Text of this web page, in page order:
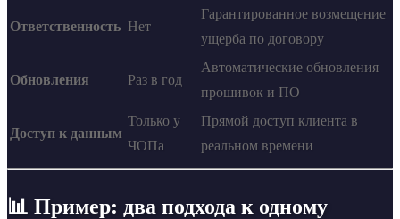
Ответственность Нет
Гарантированное возмещение
ущерба по договору
Обновления Раз в год
Автоматические обновления
прошивок и ПО
Доступ к данным
Только у
ЧОПа
Прямой доступ клиента в
реальном времени
📊 Пример: два подхода к одному